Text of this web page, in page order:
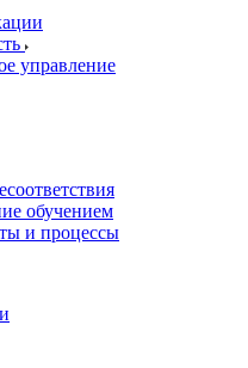
управление
обучением
и процессы